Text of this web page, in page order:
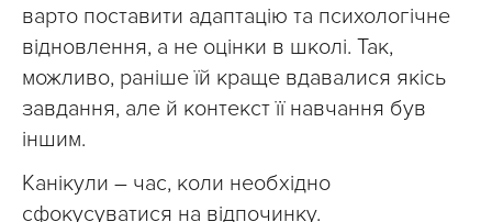
варто поставити адаптацію та психологічне
відновлення, а не оцінки в школі. Так,
можливо, раніше їй краще вдавалися якісь
завдання, але й контекст її навчання був
іншим.
Канікули – час, коли необхідно
сфокусуватися на відпочинку.